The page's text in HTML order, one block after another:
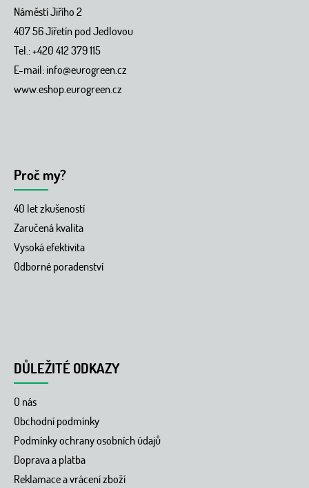
Náměstí Jiřího 2
407 56 Jířetín pod Jedlovou
Tel.: +420 412 379 115
E-mail:info@eurogreen.cz
www.eshop.eurogreen.cz
Proč my?
40 let zkušeností
Zaručená kvalita
Vysoká efektivita
Odborné poradenství
DŮLEŽITÉ ODKAZY
O nás
Obchodní podmínky
Podmínky ochrany osobních údajů
Doprava a platba
Reklamace a vrácení zboží